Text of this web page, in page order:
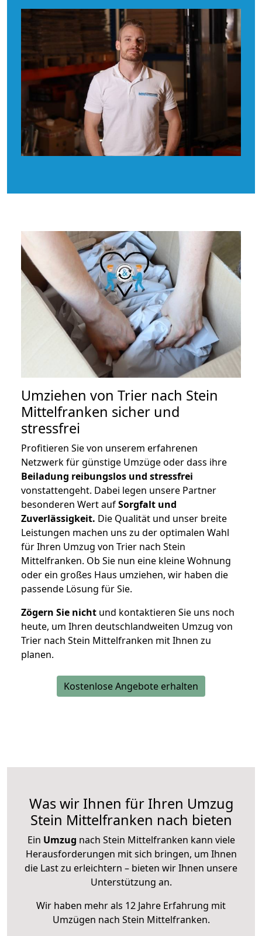
Umziehen von Trier nach Stein
Mittelfranken sicher und
stressfrei
Profitieren Sie von unserem erfahrenen
Netzwerk für günstige Umzüge oder dass ihre
Beiladung reibungslos und stressfrei
vonstattengeht. Dabei legen unsere Partner
besonderen Wert aufSorgfalt und
Zuverlässigkeit. Die Qualität und unser breite
Leistungen machen uns zu der optimalen Wahl
für Ihren Umzug von Trier nach Stein
Mittelfranken. Ob Sie nun eine kleine Wohnung
oder ein großes Haus umziehen, wir haben die
passende Lösung für Sie.
Zögern Sie nicht und kontaktieren Sie uns noch
heute, um Ihren deutschlandweiten Umzug von
Trier nach Stein Mittelfranken mit Ihnen zu
planen.
Kostenlose Angebote erhalten
Was wir Ihnen für Ihren Umzug
Stein Mittelfranken nach bieten
Ein Umzug nach Stein Mittelfranken kann viele
Herausforderungen mit sich bringen, um Ihnen
die Last zu erleichtern – bieten wir Ihnen unsere
Unterstützung an.
Wir haben mehr als 12 Jahre Erfahrung mit
Umzügen nach Stein Mittelfranken.